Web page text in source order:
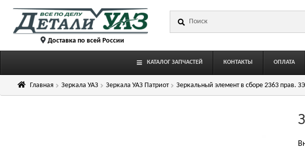
Перейти
Перейти
содержимому Доставка по всей России
КАТАЛОГ ЗАПЧАСТЕЙ КОНТАКТЫ ОПЛАТА
Главная Зеркала УАЗ Зеркала УАЗ Патриот Зеркальный элемент в сборе 2363 прав.